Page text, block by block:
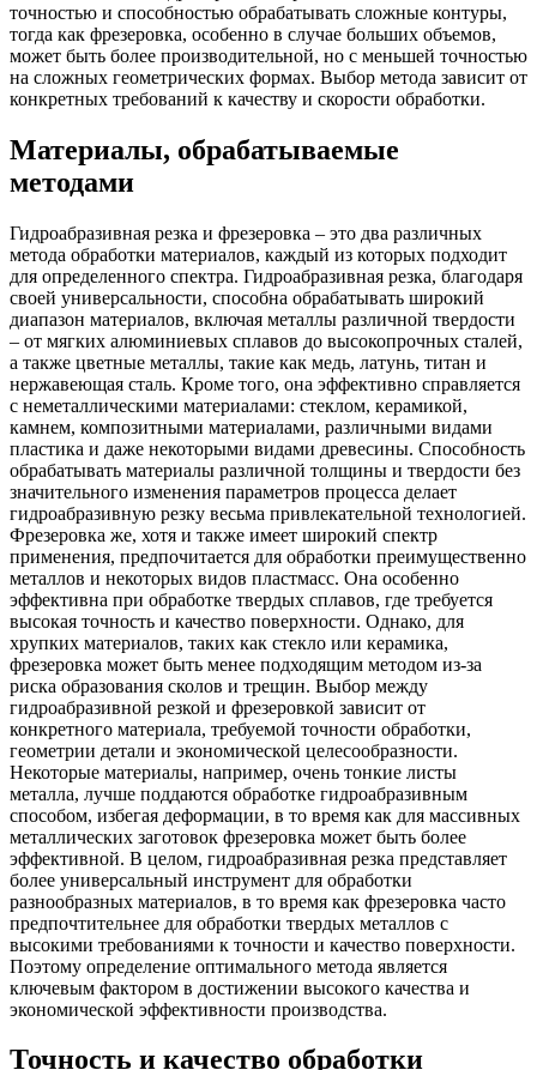
точностью и способностью обрабатывать сложные контуры,
тогда как фрезеровка, особенно в случае больших объемов,
может быть более производительной, но с меньшей точностью
на сложных геометрических формах. Выбор метода зависит от
конкретных требований к качеству и скорости обработки.
Материалы, обрабатываемые
методами
Гидроабразивная резка и фрезеровка – это два различных
метода обработки материалов, каждый из которых подходит
для определенного спектра. Гидроабразивная резка, благодаря
своей универсальности, способна обрабатывать широкий
диапазон материалов, включая металлы различной твердости
– от мягких алюминиевых сплавов до высокопрочных сталей,
а также цветные металлы, такие как медь, латунь, титан и
нержавеющая сталь. Кроме того, она эффективно справляется
с неметаллическими материалами: стеклом, керамикой,
камнем, композитными материалами, различными видами
пластика и даже некоторыми видами древесины. Способность
обрабатывать материалы различной толщины и твердости без
значительного изменения параметров процесса делает
гидроабразивную резку весьма привлекательной технологией.
Фрезеровка же, хотя и также имеет широкий спектр
применения, предпочитается для обработки преимущественно
металлов и некоторых видов пластмасс. Она особенно
эффективна при обработке твердых сплавов, где требуется
высокая точность и качество поверхности. Однако, для
хрупких материалов, таких как стекло или керамика,
фрезеровка может быть менее подходящим методом из-за
риска образования сколов и трещин. Выбор между
гидроабразивной резкой и фрезеровкой зависит от
конкретного материала, требуемой точности обработки,
геометрии детали и экономической целесообразности.
Некоторые материалы, например, очень тонкие листы
металла, лучше поддаются обработке гидроабразивным
способом, избегая деформации, в то время как для массивных
металлических заготовок фрезеровка может быть более
эффективной. В целом, гидроабразивная резка представляет
более универсальный инструмент для обработки
разнообразных материалов, в то время как фрезеровка часто
предпочтительнее для обработки твердых металлов с
высокими требованиями к точности и качество поверхности.
Поэтому определение оптимального метода является
ключевым фактором в достижении высокого качества и
экономической эффективности производства.
Точность и качество обработки